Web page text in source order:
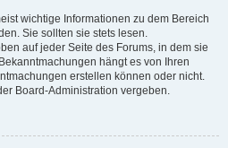
wichtige Informationen zu dem Bereich
Sie sollten sie stets lesen.
auf jeder Seite des Forums, in dem sie
hängt es von Ihren
erstellen können oder nicht.
Board-Administration vergeben.